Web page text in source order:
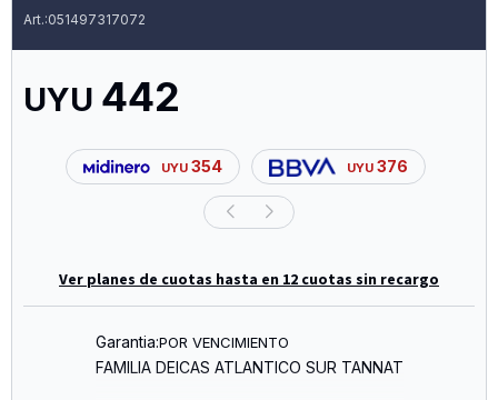
051497317072
UYU 442
UYU 354 UYU 376
Ver planes de cuotas hasta en 12 cuotas sin recargo
Garantia:POR VENCIMIENTO
FAMILIA DEICAS ATLANTICO SUR TANNAT